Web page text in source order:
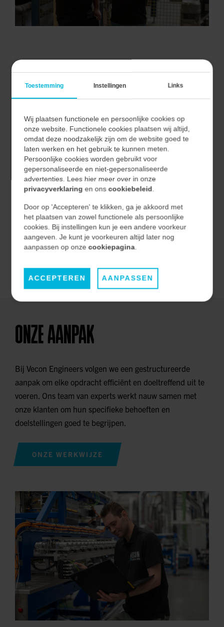
VAN ALLE MARKTEN THUIS.
Bij Vecon Engineers begrijpen we dat elke markt unieke
uitdagingen en kansen biedt.
Door nauwe samenwerking met onze klanten begrijpen
we hun unieke behoeften en vertalen we deze naar
effectieve en duurzame oplossingen.
onze oplossingen, maar ook hun relevantie en
effectiviteit op de lange termijn.
ONZE AANPAK
Bij Vecon Engineers volgen we een gestructureerde
aanpak om elke opdracht efficiënt en doeltreffend uit te
voeren. Ons team van experts werkt nauw samen met
onze klanten om hun specifieke behoeften en
doelstellingen goed te begrijpen.
ONZE WERKWIJZE
Toestemming Instellingen Links
Wij plaatsen functionele en persoonlijke cookies op
onze website. Functionele cookies plaatsen wij altijd,
omdat deze noodzakelijk zijn om de website goed te
laten werken en het gebruik te kunnen meten.
Persoonlijke cookies worden gebruikt voor
gepersonaliseerde en niet-gepersonaliseerde
advertenties. Lees hier meer over in onze
privacyverklaring en onscookiebeleid.
Door op 'Accepteren' te klikken, ga je akkoord met
het plaatsen van zowel functionele als persoonlijke
cookies. Bij instellingen kun je een andere voorkeur
aangeven. Je kunt je voorkeuren altijd later nog
aanpassen op onzecookiepagina.
ACCEPTEREN AANPASSEN